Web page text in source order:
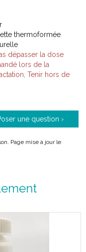
thermoformée
dépasser la dose
lors de la
Tenir hors de
une question ›
Page mise à jour le